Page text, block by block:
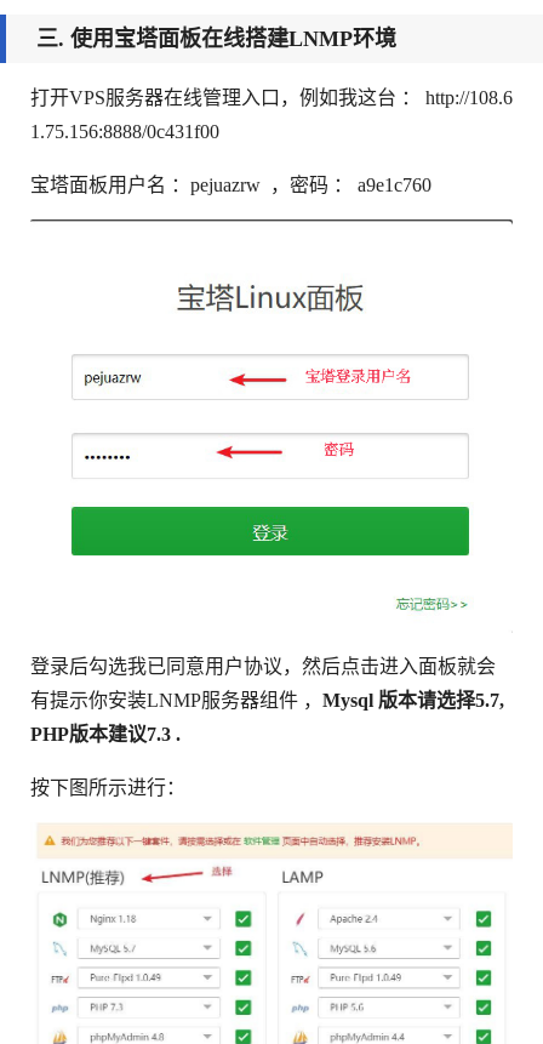
三. 使用宝塔面板在线搭建LNMP环境
打开VPS服务器在线管理入口，例如我这台 ： http://108.6
1.75.156:8888/0c431f00
宝塔面板用户名 ：pejuazrw ，密码 ： a9e1c760
登录后勾选我已同意用户协议，然后点击进入面板就会
有提示你安装LNMP服务器组件 ， Mysql 版本请选择5.7,
PHP版本建议7.3 .
按下图所示进行：